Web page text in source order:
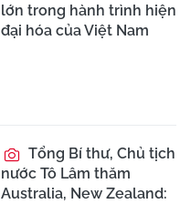
lớn trong hành trình hiện
đại hóa của Việt Nam
Tổng Bí thư, Chủ tịch
nước Tô Lâm thăm
Australia, New Zealand: